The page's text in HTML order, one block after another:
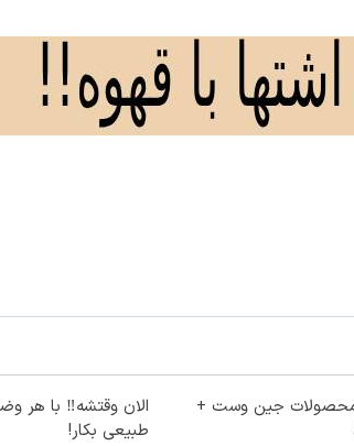
محصولات جین وست +
الان وقتشه‼️ با هر
طبیعی بکار!